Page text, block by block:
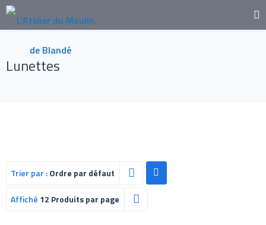
Lunettes
Trier par :Ordre par défaut
Affiché 12 Produits par page